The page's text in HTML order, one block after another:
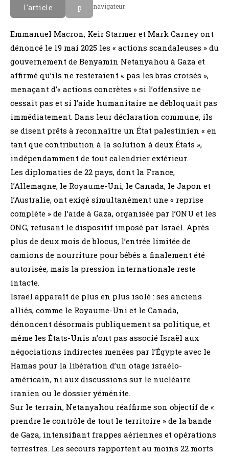
l'article
p
navigateur.
Emmanuel Macron, Keir Starmer et Mark Carney ont
dénoncé le 19 mai 2025 les « actions scandaleuses » du
gouvernement de Benyamin Netanyahou à Gaza et
affirmé qu’ils ne resteraient « pas les bras croisés »,
menaçant d’« actions concrètes » si l’offensive ne
cessait pas et si l’aide humanitaire ne débloquait pas
immédiatement. Dans leur déclaration commune, ils
se disent prêts à reconnaître un État palestinien « en
tant que contribution à la solution à deux États »,
indépendamment de tout calendrier extérieur.
Les diplomaties de 22 pays, dont la France,
l’Allemagne, le Royaume-Uni, le Canada, le Japon et
l’Australie, ont exigé simultanément une « reprise
complète » de l’aide à Gaza, organisée par l’ONU et les
ONG, refusant le dispositif imposé par Israël. Après
plus de deux mois de blocus, l’entrée limitée de
camions de nourriture pour bébés a finalement été
autorisée, mais la pression internationale reste
intacte.
Israël apparaît de plus en plus isolé : ses anciens
alliés, comme le Royaume-Uni et le Canada,
dénoncent désormais publiquement sa politique, et
même les États-Unis n’ont pas associé Israël aux
négociations indirectes menées par l’Égypte avec le
Hamas pour la libération d’un otage israélo-
américain, ni aux discussions sur le nucléaire
iranien ou le dossier yéménite.
Sur le terrain, Netanyahou réaffirme son objectif de «
prendre le contrôle de tout le territoire » de la bande
de Gaza, intensifiant frappes aériennes et opérations
terrestres. Les secours rapportent au moins 22 morts